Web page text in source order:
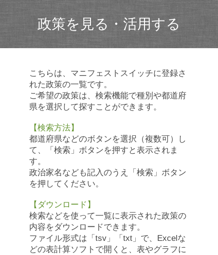
政策を見る・活用する
こちらは、マニフェストスイッチに登録さ
れた政策の一覧です。
ご希望の政策は、検索機能で種別や都道府
県を選択して探すことができます。
【検索方法】
都道府県などのボタンを選択（複数可）し
て、「検索」ボタンを押すと表示されま
す。
政治家名なども記入のうえ「検索」ボタン
を押してください。
【ダウンロード】
検索などを使って一覧に表示された政策の
内容をダウンロードできます。
ファイル形式は「tsv」「txt」で、Excelな
どの表計算ソフトで開くと、表やグラフに